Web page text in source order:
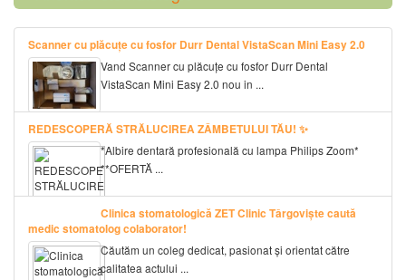
Scanner cu plăcuțe cu fosfor Durr Dental VistaScan Mini Easy 2.0
Vand Scanner cu plăcuțe cu fosfor Durr Dental
VistaScan Mini Easy 2.0 nou in ...
REDESCOPERĂ STRĂLUCIREA ZÂMBETULUI TĂU! ✨
*Albire dentară profesională cu lampa Philips Zoom*
**OFERTĂ ...
Clinica stomatologică ZET Clinic Târgoviște caută
medic stomatolog colaborator!
Căutăm un coleg dedicat, pasionat și orientat către
calitatea actului ...